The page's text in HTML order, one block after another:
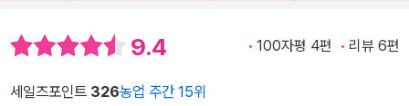
9.4 100자평 4편 리뷰 6편
세일즈포인트 326농업 주간 15위